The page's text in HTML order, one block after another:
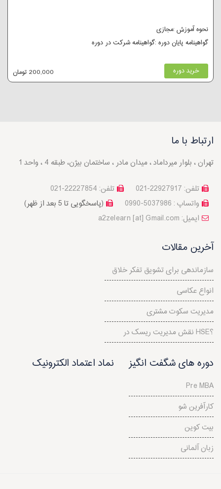
نحوه آموزش :مجازی
گواهینامه پایان دوره :گواهینامه شرکت در دوره
خرید دوره 200,000 تومان
ارتباط با ما
تهران ، بلوار میرداماد ، میدان مادر ، ساختمان بیژن، طبقه 4 ، واحد 1
تلفن: 22227854-021
تلفن: 22927917-021
(پاسخگویی تا 5 بعد از ظهر)
واتساپ : 5037986-0990
a2zelearn [at] Gmail.com :ایمیل
آخرین مقالات
سازماندهی برای تشویق تفکر خلاق
انواع عکاسی
مدیریت سکوت مشتری
نقش مدیریت ریسک در HSE؟
دوره های شگفت انگیز
Pre MBA
کارآفرین شو
بیت کوین
زبان آلمانی
نماد اعتماد الکترونیک